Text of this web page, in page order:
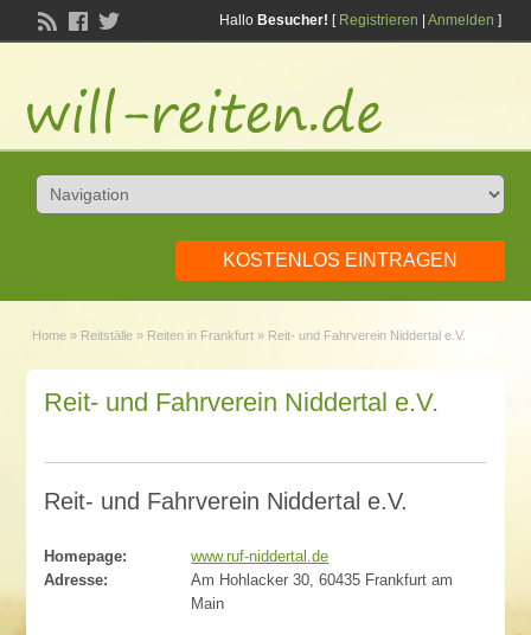
Hallo Besucher! [ Registrieren Anmelden ]
KOSTENLOS EINTRAGEN
Home » Reitställe » Reiten in Frankfurt » Reit- und Fahrverein Niddertal e.V.
Reit- und Fahrverein Niddertal e.V.
Reit- und Fahrverein Niddertal e.V.
Homepage:
www.ruf-niddertal.de
Adresse:
Am Hohlacker 30, 60435 Frankfurt am
Main